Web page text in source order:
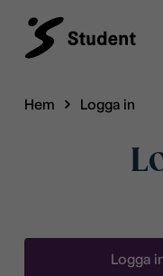
Hem Logga in
Logga